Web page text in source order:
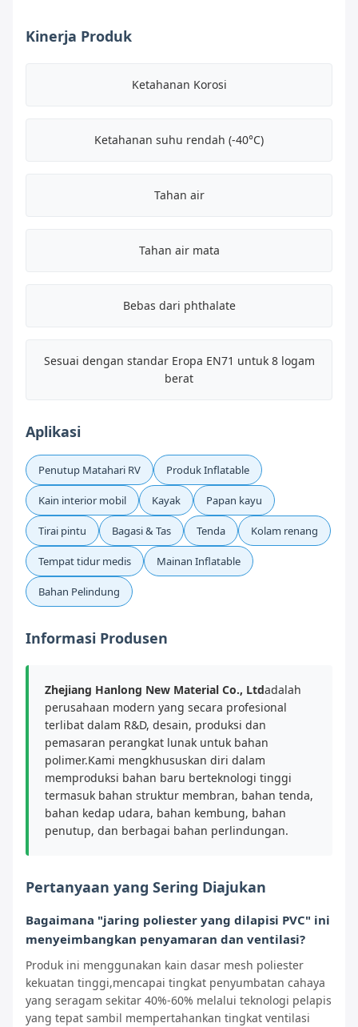
Kinerja Produk
Ketahanan Korosi
Ketahanan suhu rendah (-40°C)
Tahan air
Tahan air mata
Bebas dari phthalate
Sesuai dengan standar Eropa EN71 untuk 8 logam
berat
Aplikasi
Penutup Matahari RV Produk Inflatable
Kain interior mobil Kayak Papan kayu
Tirai pintu Bagasi & Tas Tenda Kolam renang
Tempat tidur medis Mainan Inflatable
Bahan Pelindung
Informasi Produsen
Zhejiang Hanlong New Material Co., Ltdadalah
perusahaan modern yang secara profesional
terlibat dalam R&D, desain, produksi dan
pemasaran perangkat lunak untuk bahan
polimer.Kami mengkhususkan diri dalam
memproduksi bahan baru berteknologi tinggi
termasuk bahan struktur membran, bahan tenda,
bahan kedap udara, bahan kembung, bahan
penutup, dan berbagai bahan perlindungan.
Pertanyaan yang Sering Diajukan
Bagaimana "jaring poliester yang dilapisi PVC" ini
menyeimbangkan penyamaran dan ventilasi?
Produk ini menggunakan kain dasar mesh poliester
kekuatan tinggi,mencapai tingkat penyumbatan cahaya
yang seragam sekitar 40%-60% melalui teknologi pelapis
yang tepat sambil mempertahankan tingkat ventilasi